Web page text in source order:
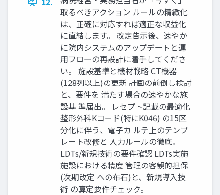
取るべきアクション ルールの精緻化
は、正確に対応すれば適正な収益化
に直結します。 改定告示後、速やか
に院内システムのアップデートと運
用フローの再設計に着手してくださ
い。 施設基準と機材戦略 CT機器
(128列以上)の更新 計画の前倒し検討
と、要件を 満たす場合の速やかな施
設基 準届出。 レセプト記載の最適化
整形外科Kコード(特にK046) の15区
分化に伴う、電子カ ルテ上のテンプ
レート改修と 入力ルールの徹底。
LDTs/新規技術の要件確認 LDTs実施
施設における精度 管理の客観的担保
(次期改定 への布石)と、新規導入技
術 の算定要件チェック。